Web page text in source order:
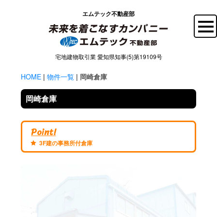
エムテック不動産部
宅地建物取引業 愛知県知事(5)第19109号
HOME| 物件一覧| 岡崎倉庫
岡崎倉庫
Point!
3F建の事務所付倉庫